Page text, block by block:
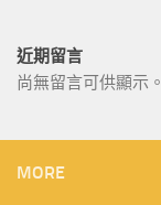
近期留言
尚無留言可供顯示。
MORE